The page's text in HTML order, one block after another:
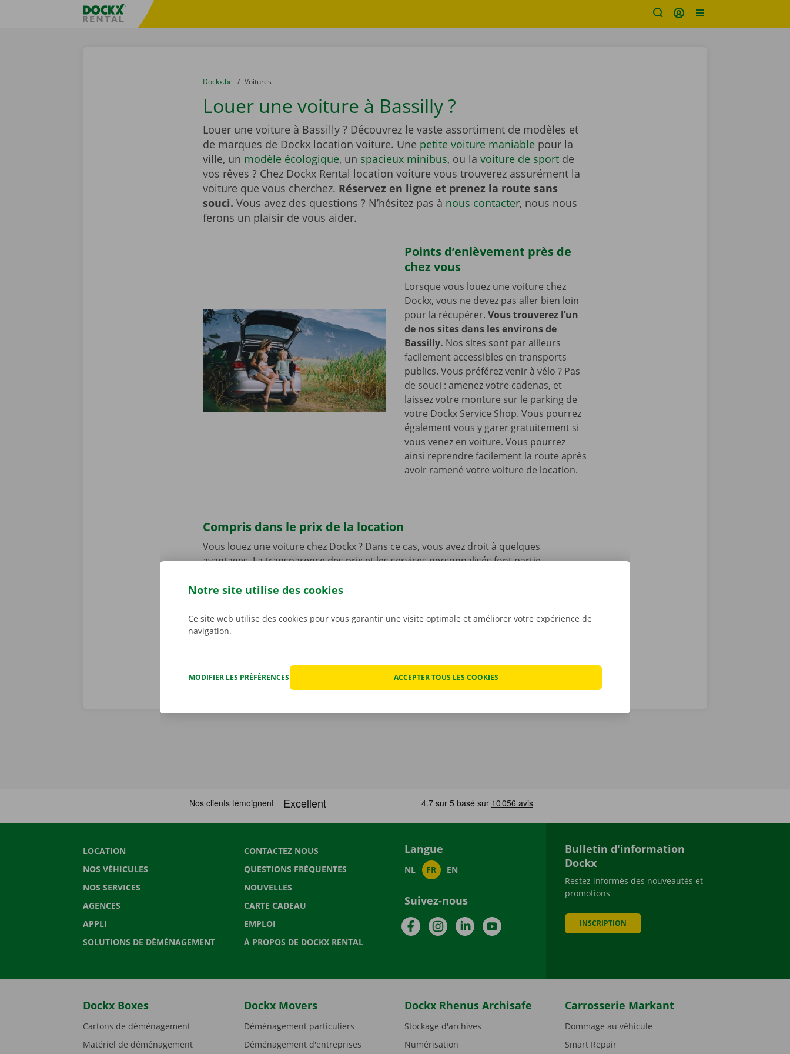
sitename
You are here:
du
Dockx.be to
Voitures
Louer une voiture à Bassilly ?
Louer une voiture à Bassilly ? Découvrez le vaste assortiment de modèles et
de marques de Dockx location voiture. Une petite voiture maniablepour la
ville, un modèle écologique, un spacieux minibus, ou la voiture de sportde
vos rêves ? Chez Dockx Rental location voiture vous trouverez assurément la
voiture que vous cherchez. Réservez en ligne et prenez la route sans
souci. Vous avez des questions ? N’hésitez pas à nous contacter, nous nous
ferons un plaisir de vous aider.
Points d’enlèvement près de
chez vous
Lorsque vous louez une voiture chez
Dockx, vous ne devez pas aller bien loin
pour la récupérer. Vous trouverez l’un
de nos sites dans les environs de
Bassilly. Nos sites sont par ailleurs
facilement accessibles en transports
publics. Vous préférez venir à vélo ? Pas
de souci : amenez votre cadenas, et
laissez votre monture sur le parking de
votre Dockx Service Shop. Vous pourrez
également vous y garer gratuitement si
vous venez en voiture. Vous pourrez
ainsi reprendre facilement la route après
avoir ramené votre voiture de location.
Compris dans le prix de la location
Vous louez une voiture chez Dockx ? Dans ce cas, vous avez droit à quelques
avantages. La transparence des prix et les services personnalisés font partie
de dépannage disponible 24 h/24 et 7 j/7 dans l’ensemble de l’Europe en cas de
toute tranquillité d’esprit.
LOCATION
NOS VÉHICULES
NOS SERVICES
AGENCES
APPLI
SOLUTIONS DE DÉMÉNAGEMENT
CONTACTEZ NOUS
QUESTIONS FRÉQUENTES
NOUVELLES
CARTE CADEAU
EMPLOI
À PROPOS DE DOCKX RENTAL
Langue
NL FR EN
Suivez-nous
FacebookInstagramLinkedInYouTube
Bulletin d'information
Dockx
Restez informés des nouveautés et
promotions
INSCRIPTION
Dockx Boxes
Cartons de déménagement
Matériel de déménagement
Dockx Movers
Déménagement particuliers
Déménagement d'entreprises
Dockx Rhenus Archisafe
Stockage d'archives
Numérisation
Carrosserie Markant
Dommage au véhicule
Smart Repair
Notre site utilise des cookies
Ce site web utilise des cookies pour vous garantir une visite optimale et améliorer votre expérience de
navigation.
MODIFIER LES PRÉFÉRENCES ACCEPTER TOUS LES COOKIES